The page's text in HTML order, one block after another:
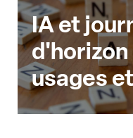
IA et
usages